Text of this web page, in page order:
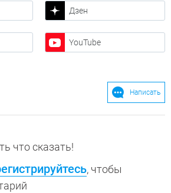
Дзен
YouTube
Написать
что сказать!
, чтобы